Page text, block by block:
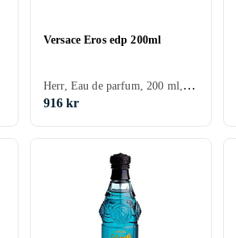
Versace Eros edp 200ml
Herr, Eau de parfum, 200 ml, Eros, Mynta, Äpple
916 kr